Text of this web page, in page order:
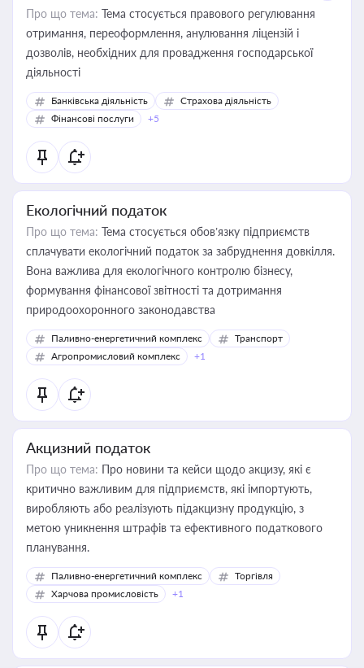
Про що тема: Тема стосується правового регулювання
отримання, переоформлення, анулювання ліцензій і
дозволів, необхідних для провадження господарської
діяльності
Банківська діяльність
Страхова діяльність
Фінансові послуги
+5
Екологічний податок
Про що тема: Тема стосується обов’язку підприємств
сплачувати екологічний податок за забруднення довкілля.
Вона важлива для екологічного контролю бізнесу,
формування фінансової звітності та дотримання
природоохоронного законодавства
Паливно-енергетичний комплекс
Транспорт
Агропромисловий комплекс
+1
Акцизний податок
Про що тема: Про новини та кейси щодо акцизу, які є
критично важливим для підприємств, які імпортують,
виробляють або реалізують підакцизну продукцію, з
метою уникнення штрафів та ефективного податкового
планування.
Паливно-енергетичний комплекс
Торгівля
Харчова промисловість
+1